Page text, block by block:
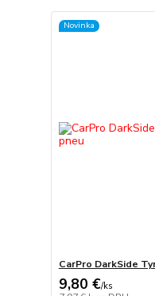
Novinka
CarPro DarkSide
9,80 €/ks